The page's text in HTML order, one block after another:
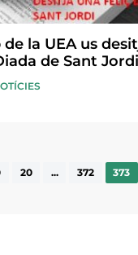
la UEA us
de Sant
20 ... 372 373